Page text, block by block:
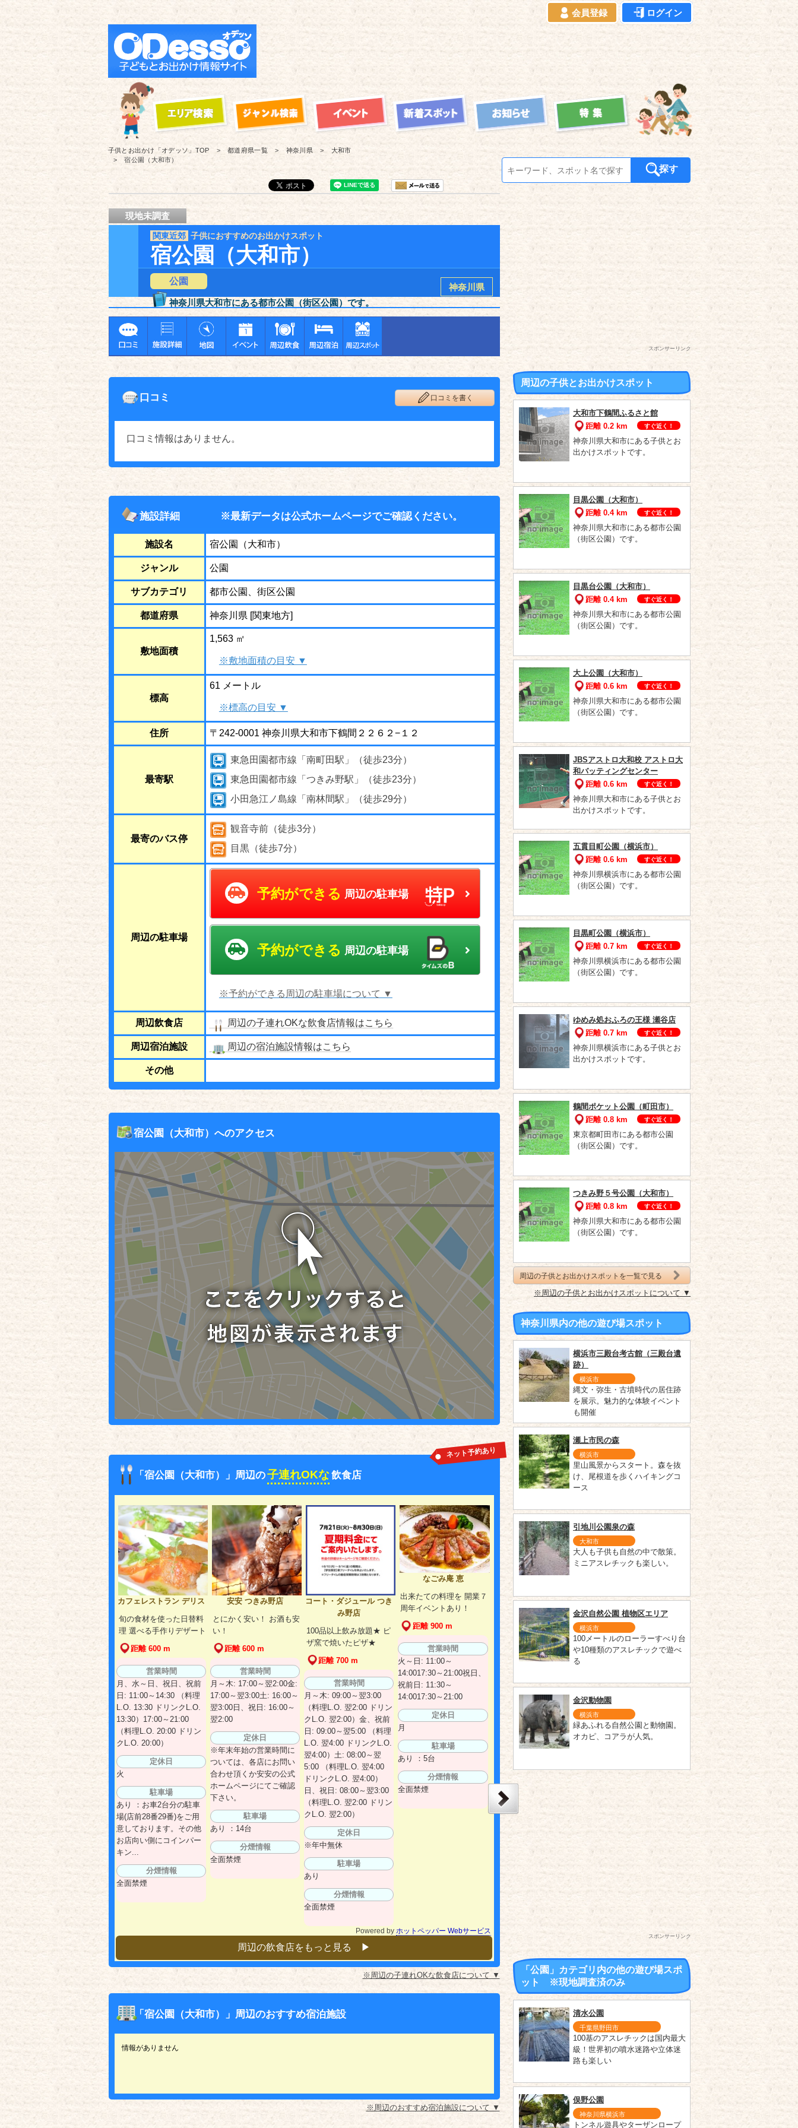
会員登録 ログイン
子供とお出かけ「オデッソ」 TOP 都道府県一覧 神奈川県
大和市
宿公園（大和市）
探す
現地未調査
関東近郊 子供におすすめのお出かけスポット
宿公園（大和市）
公園
神奈川県
神奈川県大和市にある都市公園（街区公園）です。
口コミ 口コミを書く
口コミ情報はありません。
施設詳細 ※最新データは公式ホームページでご確認ください。
施設名 宿公園（大和市）
ジャンル 公園
サブカテゴリ 都市公園、街区公園
都道府県 神奈川県 [関東地方]
敷地面積
1,563 ㎡
※敷地面積の目安 ▼
標高
61 メートル
※標高の目安 ▼
住所 〒242-0001 神奈川県大和市下鶴間２２６２−１２
最寄駅
東急田園都市線「南町田駅」（徒歩23分）
東急田園都市線「つきみ野駅」（徒歩23分）
小田急江ノ島線「南林間駅」（徒歩29分）
最寄のバス停
観音寺前（徒歩3分）
目黒（徒歩7分）
周辺の駐車場
予約ができる 周辺の駐車場
予約ができる 周辺の駐車場
※予約ができる周辺の駐車場について ▼
周辺飲食店 周辺の子連れOKな飲食店情報はこちら
周辺宿泊施設 周辺の宿泊施設情報はこちら
その他
宿公園（大和市）へのアクセス
「宿公園（大和市）」周辺の子連れOKな飲食店
ネット予約あり
カフェレストラン デリス
旬の食材を使った日替料
理 選べる手作りデザート
距離 600 m
営業時間
月、水～日、祝日、祝前
日: 11:00～14:30 （料理
L.O. 13:30 ドリンクL.O.
13:30）17:00～21:00
（料理L.O. 20:00 ドリン
クL.O. 20:00）
定休日
火
駐車場
あり ：お車2台分の駐車
場(店前28番29番)をご用
意しております。その他
お店向い側にコインパー
キン...
分煙情報
全面禁煙
安安 つきみ野店
とにかく安い！ お酒も安
い！
距離 600 m
営業時間
月～木: 17:00～翌2:00金:
17:00～翌3:00土: 16:00～
翌3:00日、祝日: 16:00～
翌2:00
定休日
※年末年始の営業時間に
ついては、各店にお問い
合わせ頂くか安安の公式
ホームページにてご確認
下さい。
駐車場
あり ：14台
分煙情報
全面禁煙
コート・ダジュール つき
み野店
100品以上飲み放題★ ピ
ザ窯で焼いたピザ★
距離 700 m
営業時間
月～木: 09:00～翌3:00
（料理L.O. 翌2:00 ドリン
クL.O. 翌2:00）金、祝前
日: 09:00～翌5:00 （料理
L.O. 翌4:00 ドリンクL.O.
翌4:00）土: 08:00～翌
5:00 （料理L.O. 翌4:00
ドリンクL.O. 翌4:00）
日、祝日: 08:00～翌3:00
（料理L.O. 翌2:00 ドリン
クL.O. 翌2:00）
定休日
※年中無休
駐車場
あり
分煙情報
全面禁煙
なごみ庵 恵
出来たての料理を 開業７
周年イベントあり！
距離 900 m
営業時間
火～日: 11:00～
14:0017:30～21:00祝日、
祝前日: 11:30～
14:0017:30～21:00
定休日
月
駐車場
あり ：5台
分煙情報
全面禁煙
Powered by ホットペッパー Webサービス
周辺の飲食店をもっと見る ▶︎
※周辺の子連れOKな飲食店について ▼
「宿公園（大和市）」周辺のおすすめ宿泊施設
情報がありません
※周辺のおすすめ宿泊施設について ▼
スポンサーリンク
周辺の子供とお出かけスポット
大和市下鶴間ふるさと館
距離 0.2 km
すぐ近く！
神奈川県大和市にある子供とお
出かけスポットです。
目黒公園（大和市）
距離 0.4 km
すぐ近く！
神奈川県大和市にある都市公園
（街区公園）です。
目黒台公園（大和市）
距離 0.4 km
すぐ近く！
神奈川県大和市にある都市公園
（街区公園）です。
大上公園（大和市）
距離 0.6 km
すぐ近く！
神奈川県大和市にある都市公園
（街区公園）です。
JBSアストロ大和校 アストロ大
和バッティングセンター
距離 0.6 km
すぐ近く！
神奈川県大和市にある子供とお
出かけスポットです。
五貫目町公園（横浜市）
距離 0.6 km
すぐ近く！
神奈川県横浜市にある都市公園
（街区公園）です。
目黒町公園（横浜市）
距離 0.7 km
すぐ近く！
神奈川県横浜市にある都市公園
（街区公園）です。
ゆめみ処おふろの王様 瀬谷店
距離 0.7 km
すぐ近く！
神奈川県横浜市にある子供とお
出かけスポットです。
鶴間ポケット公園（町田市）
距離 0.8 km
すぐ近く！
東京都町田市にある都市公園
（街区公園）です。
つきみ野５号公園（大和市）
距離 0.8 km
すぐ近く！
神奈川県大和市にある都市公園
（街区公園）です。
周辺の子供とお出かけスポットを一覧で見る
※周辺の子供とお出かけスポットについて ▼
神奈川県内の他の遊び場スポット
横浜市三殿台考古館（三殿台遺
跡）
横浜市
縄文・弥生・古墳時代の居住跡
を展示。魅力的な体験イベント
も開催
瀬上市民の森
横浜市
里山風景からスタート。森を抜
け、尾根道を歩くハイキングコ
ース
引地川公園泉の森
大和市
大人も子供も自然の中で散策。
ミニアスレチックも楽しい。
金沢自然公園 植物区エリア
横浜市
100メートルのローラーすべり台
や10種類のアスレチックで遊べ
る
金沢動物園
横浜市
緑あふれる自然公園と動物園。
オカピ、コアラが人気。
スポンサーリンク
「公園」カテゴリ内の他の遊び場スポ
ット ※現地調査済のみ
清水公園
千葉県野田市
100基のアスレチックは国内最大
級！世界初の噴水迷路や立体迷
路も楽しい
俣野公園
神奈川県横浜市
トンネル遊具やターザンロープ